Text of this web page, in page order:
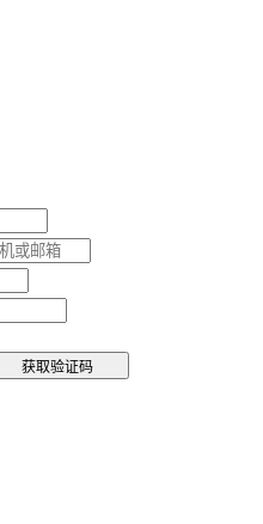
获取验证码